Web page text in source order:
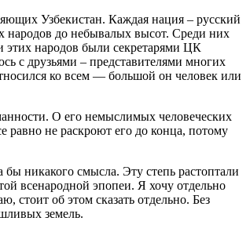
Узбекистан. Каждая нация – русский
народов до небывалых высот. Среди них
этих народов были секретарями ЦК
с друзьями – представителями многих
ко всем — большой он человек или
О его немыслимых человеческих
равно не раскроют его до конца, потому
бы никакого смысла. Эту степь растоптали
всенародной эпопеи. Я хочу отдельно
об этом сказать отдельно. Без
земель.